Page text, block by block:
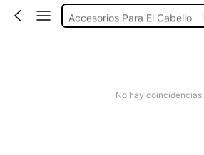
Accesorios Para El Cabello
No hay coincidencias.